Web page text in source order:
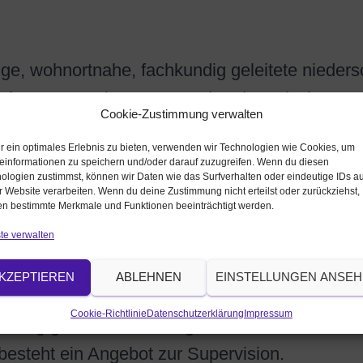
Cookie-Zustimmung verwalten
ein optimales Erlebnis zu bieten, verwenden wir Technologien wie Cookies, um
zu speichern und/oder darauf zuzugreifen. Wenn du diesen
zustimmst, können wir Daten wie das Surfverhalten oder eindeutige IDs
Website verarbeiten. Wenn du deine Zustimmung nicht erteilst oder zurückziehst,
bestimmte Merkmale und Funktionen beeinträchtigt werden.
verwalten
ABLEHNEN EINSTELLUNGEN
Cookie-RichtlinieDatenschutzerklärungImpressum
wohnortnahe, fachkundig geleitete
Austausch, Lernen und pädagogische
Inhalten und Fragen der Kinderziehung und
fachkundigen Anleitung und des
Tipps für den Familienalltag gegeben.
der Förderung sozialer Bindungen und
von Themen wie gesunde
setzten die Schwerpunkte flexibel nach
geschult. Zudem gibt es
ein Angebot zur Supervision.